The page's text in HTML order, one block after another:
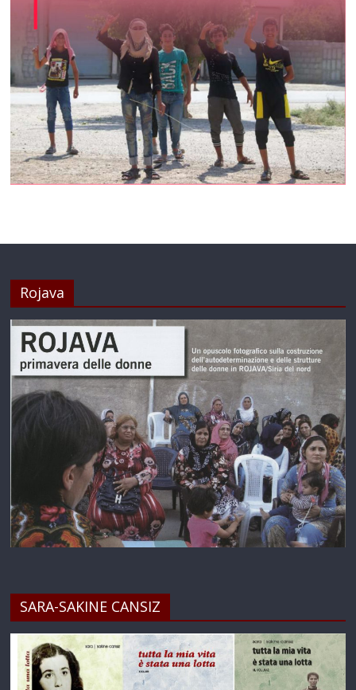
Rojava
SARA-SAKINE CANSIZ